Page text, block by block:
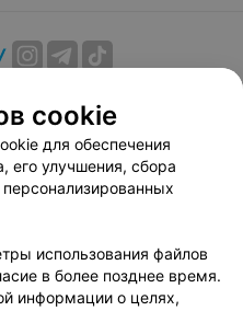
Способы оплаты
сервиса
соглашение
сотрудничества
relax.by
cookie
для обеспечения
его улучшения, сбора
использования файлов
в более позднее время.
информации о целях,